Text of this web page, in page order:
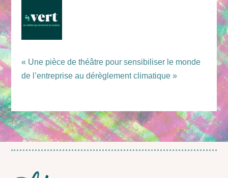
« Une pièce de théâtre pour sensibiliser le monde
de l’entreprise au dérèglement climatique »